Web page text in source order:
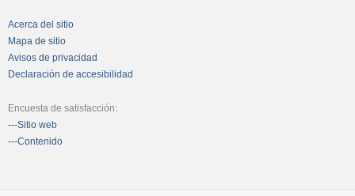
Acerca del sitio
Mapa de sitio
Avisos de privacidad
Declaración de accesibilidad
Encuesta de satisfacción:
---Sitio web
---Contenido